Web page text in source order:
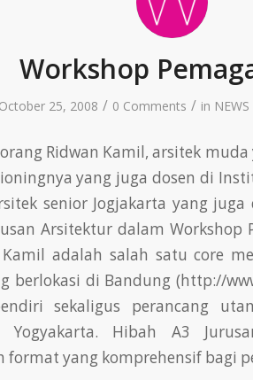
Workshop
October 25, 2008 / 0 Comments / in NEWS
Ridwan Kamil, arsitek
yang juga dosen di
senior Jogjakarta yang
Arsitektur dalam Workshop
adalah salah satu core
berlokasi di Bandung (http://
sekaligus perancang
Yogyakarta. Hibah A3
format yang komprehensif bagi